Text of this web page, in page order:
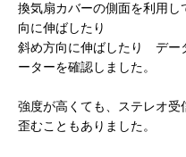
換気扇カバーの側面を利用
向に伸ばしたり
斜め方向に伸ばしたり デー
ーターを確認しました。
強度が高くても、ステレオ
歪むこともありました。